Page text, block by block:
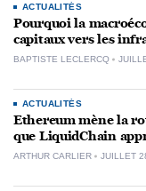
ACTUALITÉS
Pourquoi la
capitaux vers les
BAPTISTE LECLERCQ
ACTUALITÉS
Ethereum mène la
que LiquidChain
ARTHUR CARLIER JUILLET